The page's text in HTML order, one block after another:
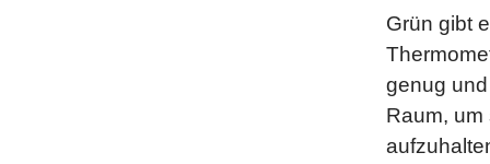
Grün gibt
genug
Raum,